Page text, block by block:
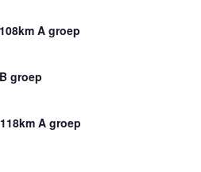
A groep
groep
A groep